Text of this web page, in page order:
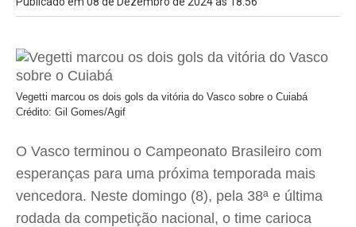
Vegetti marcou os dois gols da vitória do Vasco sobre o Cuiabá
Crédito: Gil Gomes/Agif
O Vasco terminou o Campeonato Brasileiro com
esperanças para uma próxima temporada mais
vencedora. Neste domingo (8), pela 38ª e última
rodada da competição nacional, o time carioca